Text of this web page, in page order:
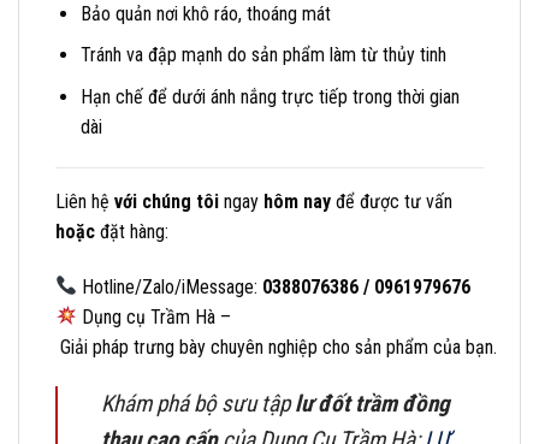
Bảo quản nơi khô ráo, thoáng mát
Tránh va đập mạnh do sản phẩm làm từ thủy tinh
Hạn chế để dưới ánh nắng trực tiếp trong thời gian
dài
Liên hệ với chúng tôi ngay hôm nay để được tư vấn
hoặc đặt hàng:
Hotline/Zalo/iMessage: 0388076386 / 0961979676
Dụng cụ Trầm Hà –
Giải pháp trưng bày chuyên nghiệp cho sản phẩm của bạn.
Khám phá bộ sưu tậplư đốt trầm đồng